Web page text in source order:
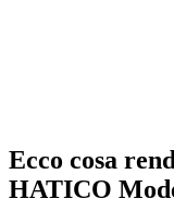
Ecco cosa
HATICO